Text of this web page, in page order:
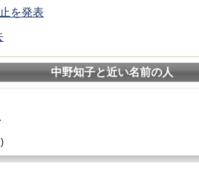
を発表
中野知子と近い名前の人